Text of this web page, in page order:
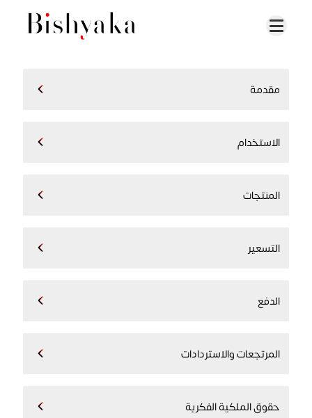
مقدمة
الاستخدام
المنتجات
التسعير
الدفع
المرتجعات والاستردادات
حقوق الملكية الفكرية